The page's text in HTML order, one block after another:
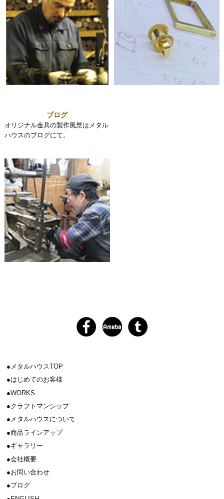
ブログ
オリジナル金具の製作風景はメタル
ハウスのブログにて。
メタルハウスTOP
はじめてのお客様
WORKS
クラフトマンシップ
メタルハウスについて
商品ラインアップ
ギャラリー
会社概要
お問い合わせ
ブログ